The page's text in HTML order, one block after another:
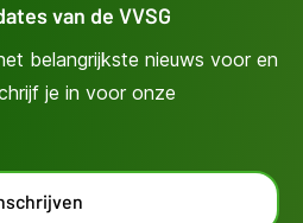
van de VVSG
belangrijkste nieuws voor en
je in voor onze